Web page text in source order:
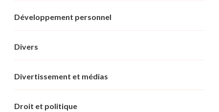
Développement personnel
Divers
Divertissement et médias
Droit et politique